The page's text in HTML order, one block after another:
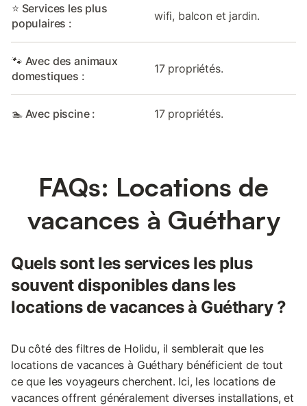
⭐ Services les plus
populaires :
wifi, balcon et jardin.
🐾 Avec des animaux
domestiques :
17 propriétés.
🏊 Avec piscine : 17 propriétés.
FAQs: Locations de
vacances à Guéthary
Quels sont les services les plus
souvent disponibles dans les
locations de vacances à Guéthary ?
Du côté des filtres de Holidu, il semblerait que les
locations de vacances à Guéthary bénéficient de tout
ce que les voyageurs cherchent. Ici, les locations de
vacances offrent généralement diverses installations, et